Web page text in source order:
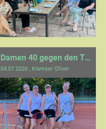
Damen 40 gegen den TC Ehningen
04.07.2026 , Klamser Oliver